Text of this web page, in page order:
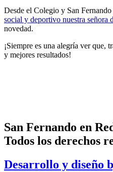
Desde el Colegio y San
social y deportivo nuestra señora
novedad.
¡Siempre es una alegría ver que,
y mejores resultados!
San Fernando en
Todos los derechos
Desarrollo y diseño